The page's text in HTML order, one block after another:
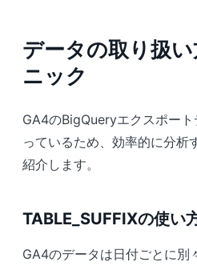
データの取り扱
ニック
GA4のBigQueryエクスポー
っているため、効率的に分析
紹介します。
TABLE_SUFFIXの使い
GA4のデータは日付ごとに別